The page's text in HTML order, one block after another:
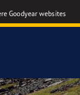
Goodyear websites